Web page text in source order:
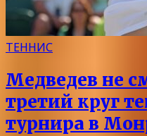
ТЕННИС
Медведев не
третий круг
турнира в